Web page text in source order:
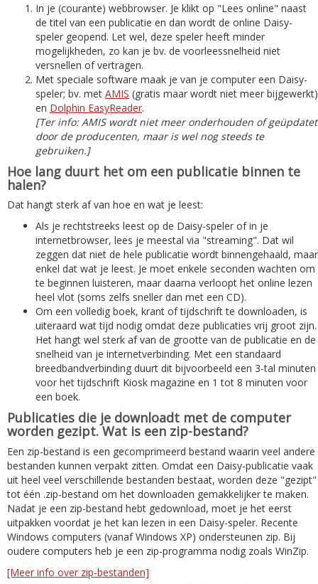
In je (courante) webbrowser. Je klikt op "Lees online" naast
de titel van een publicatie en dan wordt de online Daisy-
speler geopend. Let wel, deze speler heeft minder
mogelijkheden, zo kan je bv. de voorleessnelheid niet
versnellen of vertragen.
Met speciale software maak je van je computer een Daisy-
speler; bv. met AMIS (gratis maar wordt niet meer bijgewerkt)
en Dolphin EasyReader.
[Ter info: AMIS wordt niet meer onderhouden of geüpdatet
door de producenten, maar is wel nog steeds te
gebruiken.]
Hoe lang duurt het om een publicatie binnen te
halen?
Dat hangt sterk af van hoe en wat je leest:
Als je rechtstreeks leest op de Daisy-speler of in je
internetbrowser, lees je meestal via "streaming". Dat wil
zeggen dat niet de hele publicatie wordt binnengehaald, maar
enkel dat wat je leest. Je moet enkele seconden wachten om
te beginnen luisteren, maar daarna verloopt het online lezen
heel vlot (soms zelfs sneller dan met een CD).
Om een volledig boek, krant of tijdschrift te downloaden, is
uiteraard wat tijd nodig omdat deze publicaties vrij groot zijn.
Het hangt wel sterk af van de grootte van de publicatie en de
snelheid van je internetverbinding. Met een standaard
breedbandverbinding duurt dit bijvoorbeeld een 3-tal minuten
voor het tijdschrift Kiosk magazine en 1 tot 8 minuten voor
een boek.
Publicaties die je downloadt met de computer
worden gezipt. Wat is een zip-bestand?
Een zip-bestand is een gecomprimeerd bestand waarin veel andere
bestanden kunnen verpakt zitten. Omdat een Daisy-publicatie vaak
uit heel veel verschillende bestanden bestaat, worden deze "gezipt"
tot één .zip-bestand om het downloaden gemakkelijker te maken.
Nadat je een zip-bestand hebt gedownload, moet je het eerst
uitpakken voordat je het kan lezen in een Daisy-speler. Recente
Windows computers (vanaf Windows XP) ondersteunen zip. Bij
oudere computers heb je een zip-programma nodig zoals WinZip.
[Meer info over zip-bestanden]